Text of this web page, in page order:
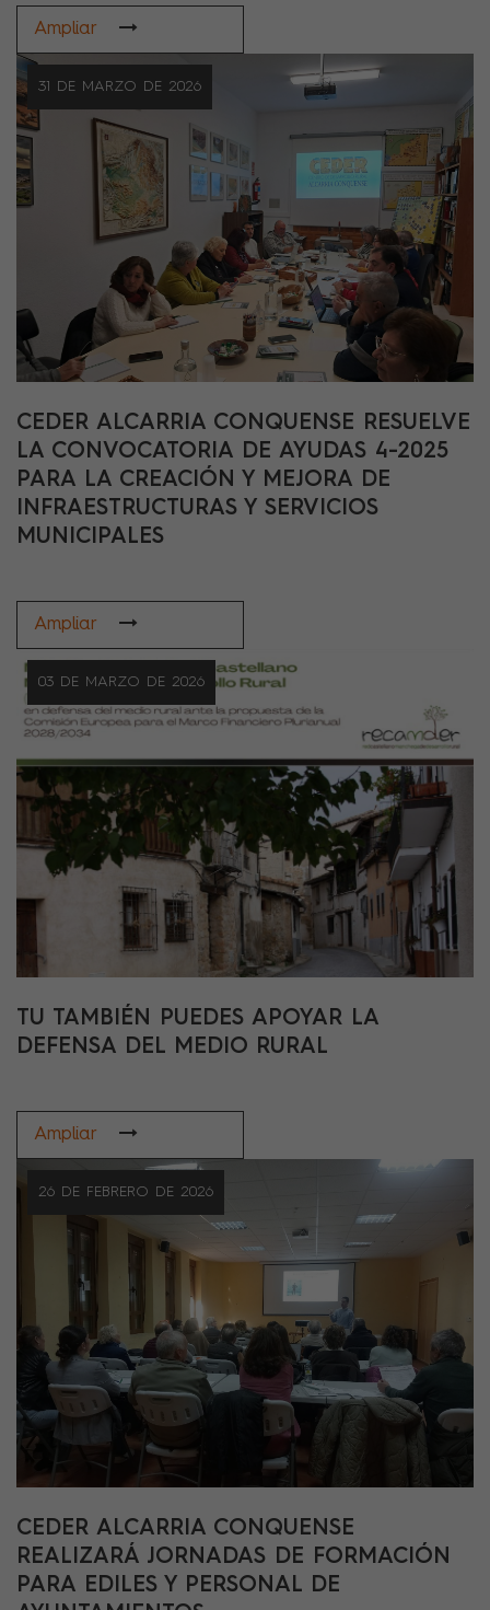
Ampliar
31 DE MARZO DE 2026
CEDER ALCARRIA CONQUENSE RESUELVE
LA CONVOCATORIA DE AYUDAS 4-2025
PARA LA CREACIÓN Y MEJORA DE
INFRAESTRUCTURAS Y SERVICIOS
MUNICIPALES
Ampliar
03 DE MARZO DE 2026
TU TAMBIÉN PUEDES APOYAR LA
DEFENSA DEL MEDIO RURAL
Ampliar
26 DE FEBRERO DE 2026
CEDER ALCARRIA CONQUENSE
REALIZARÁ JORNADAS DE FORMACIÓN
PARA EDILES Y PERSONAL DE